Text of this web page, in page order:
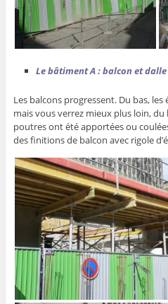
Le bâtiment A : balcon et
Les balcons progressent. Du bas,
mais vous verrez mieux plus loin, du
poutres ont été apportées ou
des finitions de balcon avec rigole